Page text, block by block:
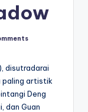
disutradarai
paling artistik
Deng
dan Guan